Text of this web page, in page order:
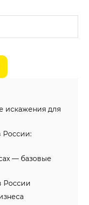
искажения для
России:
— базовые
России